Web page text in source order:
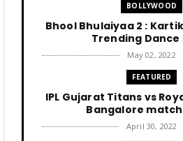
BOLLYWOOD
Bhool Bhulaiyaa 2 :
Trending Dance
May 02, 2022
FEATURED
IPL Gujarat Titans vs
Bangalore match
April 30, 2022